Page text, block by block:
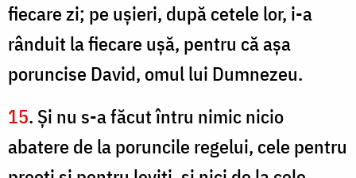
fiecare zi; pe uşieri, după cetele lor, i-a
rânduit la fiecare uşă, pentru că aşa
poruncise David, omul lui Dumnezeu.
15. Şi nu s-a făcut întru nimic nicio
abatere de la poruncile regelui, cele pentru